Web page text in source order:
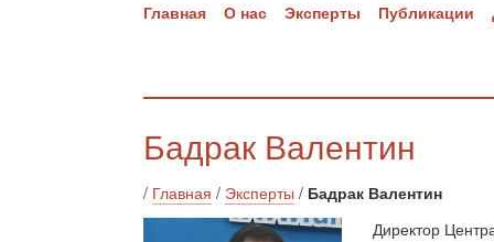
Главная О нас Эксперты Публикации
Бадрак Валентин
/ Главная / Эксперты / Бадрак Валентин
Директор